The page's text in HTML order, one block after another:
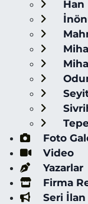
Han
Foto
Video
Yazarlar
Firma
Seri İlan